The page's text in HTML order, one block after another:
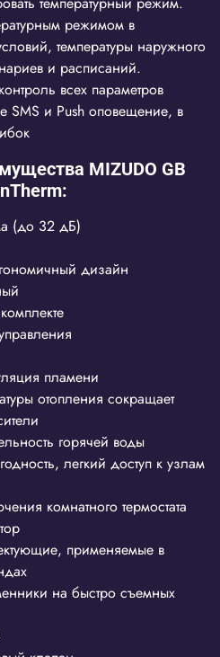
режимом в
температуры наружного
и расписаний.
всех параметров
SMS и Push оповещение, в
MIZUDO GB
(до 32 дБ)
дизайн
пламени
отопления сокращает
горячей воды
легкий доступ к узлам
комнатного термостата
применяемые в
на быстро съемных